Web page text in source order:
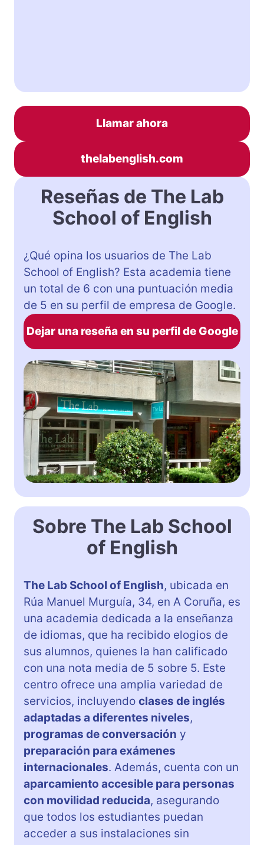
Llamar ahora
thelabenglish.com
Reseñas de The Lab
School of English
¿Qué opina los usuarios de The Lab
School of English? Esta academia tiene
un total de 6 con una puntuación media
de 5 en su perfil de empresa de Google.
Dejar una reseña en su perfil de Google
Sobre The Lab School
of English
The Lab School of English, ubicada en
Rúa Manuel Murguía, 34, en A Coruña, es
una academia dedicada a la enseñanza
de idiomas, que ha recibido elogios de
sus alumnos, quienes la han calificado
con una nota media de 5 sobre 5. Este
centro ofrece una amplia variedad de
servicios, incluyendo clases de inglés
adaptadas a diferentes niveles,
programas de conversación y
preparación para exámenes
internacionales. Además, cuenta con un
aparcamiento accesible para personas
con movilidad reducida, asegurando
que todos los estudiantes puedan
acceder a sus instalaciones sin